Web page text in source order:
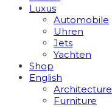
Luxus
Automobile
Uhren
Jets
Yachten
Shop
English
Architecture
Furniture